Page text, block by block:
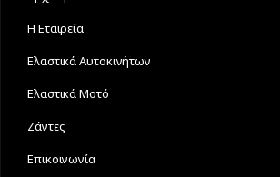
Η Εταιρεία
Ελαστικά Αυτοκινήτων
Ελαστικά Μοτό
Ζάντες
Επικοινωνία